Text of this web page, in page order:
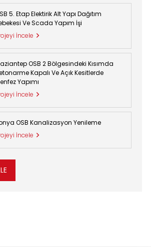
5. Etap Elektirik Alt Yapı Dağıtım
Ve Scada Yapım İşi
İncele
OSB 2 Bölgesindeki Kısımda
Kapalı Ve Açık Kesitlerde
Yapımı
İncele
OSB Kanalizasyon Yenileme
İncele